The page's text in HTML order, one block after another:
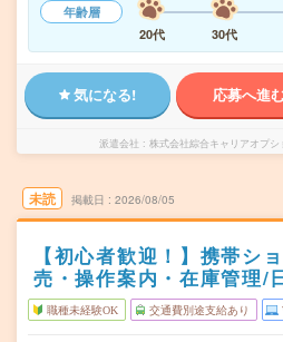
年齢層
20代
30代
気になる! 応募へ進
派遣会社 株式会社綜合キャリアオプ
未読 掲載日 2026/08/05
【初心者歓迎！】携帯シ
売・操作案内・在庫管理/
職種未経験OK 交通費別途支給あり